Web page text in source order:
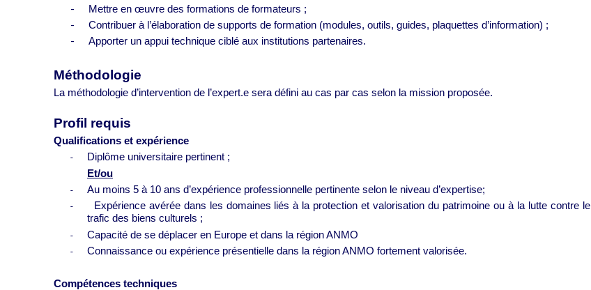
- Mettre en œuvre des formations de formateurs ;
- Contribuer à l’élaboration de supports de formation (modules, outils, guides, plaquettes d’information) ;
- Apporter un appui technique ciblé aux institutions partenaires.
Méthodologie
La méthodologie d’intervention de l’expert.e sera défini au cas par cas selon la mission proposée.
Profil requis
Qualifications et expérience
-
Diplôme universitaire pertinent ;
Et/ou
- Au moins 5 à 10 ans d’expérience professionnelle pertinente selon le niveau d’expertise;
-
Expérience avérée dans les domaines liés à la protection et valorisation du patrimoine ou à la lutte contre le
trafic des biens culturels ;
- Capacité de se déplacer en Europe et dans la région ANMO
- Connaissance ou expérience présentielle dans la région ANMO fortement valorisée.
Compétences techniques